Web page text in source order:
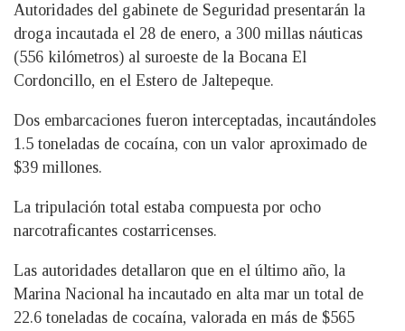
Autoridades del gabinete de Seguridad presentarán la
droga incautada el 28 de enero, a 300 millas náuticas
(556 kilómetros) al suroeste de la Bocana El
Cordoncillo, en el Estero de Jaltepeque.
Dos embarcaciones fueron interceptadas, incautándoles
1.5 toneladas de cocaína, con un valor aproximado de
$39 millones.
La tripulación total estaba compuesta por ocho
narcotraficantes costarricenses.
Las autoridades detallaron que en el último año, la
Marina Nacional ha incautado en alta mar un total de
22.6 toneladas de cocaína, valorada en más de $565